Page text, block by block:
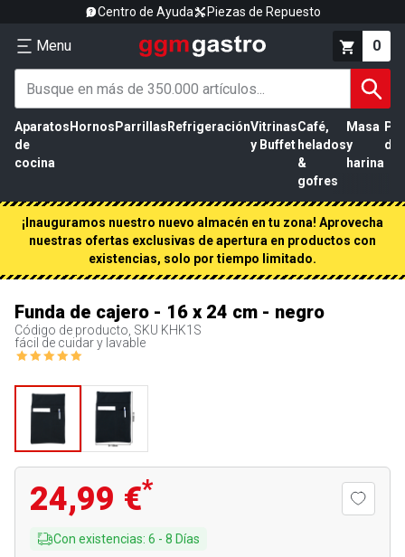
Centro de Ayuda Piezas de Repuesto
Menu 0
Aparatos
de
cocina
Hornos Parrillas RefrigeraciónVitrinas
y Buffet
Café,
helados
&
gofres
Masa
y
harina
de
¡Inauguramos nuestro nuevo almacén en tu zona! Aprovecha
nuestras ofertas exclusivas de apertura en productos con
existencias, solo por tiempo limitado.
Funda de cajero - 16 x 24 cm - negro
Código de producto, SKU KHK1S
fácil de cuidar y lavable
24,99 €*
Con existencias: 6 - 8 Días